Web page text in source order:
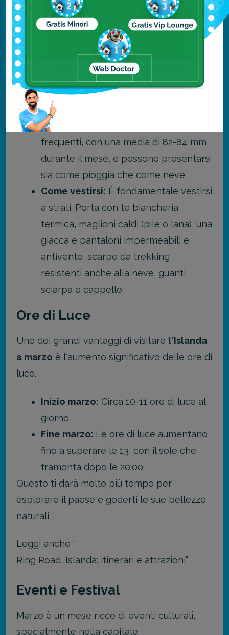
Il clima a marzo è ancora prettamente
invernale e molto variabile.
Temperature:Le temperature medie
a Reykjavík oscillano tra -2°C e 3°C. Il
vento forte può far percepire una
temperatura ancora più bassa.
Precipitazioni:
frequenti, con una media di 82-84 mm
durante il mese, e possono presentarsi
sia come pioggia che come neve.
Come vestirsi: È fondamentale vestirsi
a strati. Porta con te biancheria
termica, maglioni caldi (pile o lana), una
giacca e pantaloni impermeabili e
antivento, scarpe da trekking
resistenti anche alla neve, guanti,
sciarpa e cappello.
Ore di Luce
Uno dei grandi vantaggi di visitare l'Islanda
a marzo è l'aumento significativo delle ore di
luce.
Inizio marzo: Circa 10-11 ore di luce al
giorno.
Fine marzo: Le ore di luce aumentano
fino a superare le 13, con il sole che
tramonta dopo le 20:00.
Questo ti darà molto più tempo per
esplorare il paese e goderti le sue bellezze
naturali.
Leggi anche “
Ring Road, Islanda: itinerari e attrazioni”.
Eventi e Festival
Marzo è un mese ricco di eventi culturali,
specialmente nella capitale.